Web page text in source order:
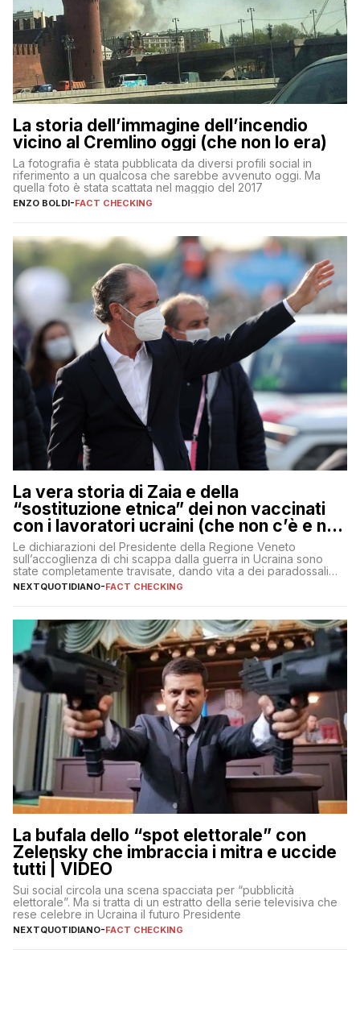
La storia dell’immagine dell’incendio
vicino al Cremlino oggi (che non lo era)
La fotografia è stata pubblicata da diversi profili social in
riferimento a un qualcosa che sarebbe avvenuto oggi. Ma
quella foto è stata scattata nel maggio del 2017
ENZO BOLDI-FACT CHECKING
La vera storia di Zaia e della
“sostituzione etnica” dei non vaccinati
con i lavoratori ucraini (che non c’è e non
ci sarà)
Le dichiarazioni del Presidente della Regione Veneto
sull’accoglienza di chi scappa dalla guerra in Ucraina sono
state completamente travisate, dando vita a dei paradossali
falsi che girano sui social
NEXTQUOTIDIANO-FACT CHECKING
La bufala dello “spot elettorale” con
Zelensky che imbraccia i mitra e uccide
tutti | VIDEO
Sui social circola una scena spacciata per “pubblicità
elettorale”. Ma si tratta di un estratto della serie televisiva che
rese celebre in Ucraina il futuro Presidente
NEXTQUOTIDIANO-FACT CHECKING